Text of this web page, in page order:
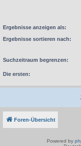
Ergebnisse anzeigen als:
Ergebnisse sortieren nach:
Suchzeitraum begrenzen:
Die ersten:
Foren-Übersicht
Powered by